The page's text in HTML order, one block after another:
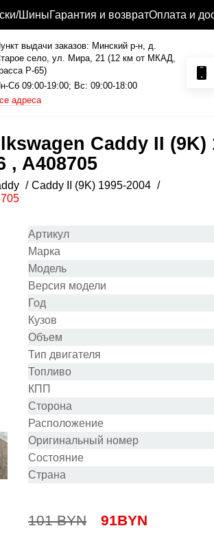
ШиныГарантия и возвратОплата и
выдачи заказов: Минский р-н, д.
село, ул. Мира, 21 (12 км от МКАД,
P-65)
Сб 09:00-19:00; Вс: 09:00-18:00
адреса
Caddy II
, A408705
Caddy II (9K) 1995-2004
Артикул
Марка
Модель
Версия модели
Год
Кузов
Объем
Тип двигателя
Топливо
КПП
Сторона
Расположение
Оригинальный номер
Состояние
Cтрана
101BYN 91BYN